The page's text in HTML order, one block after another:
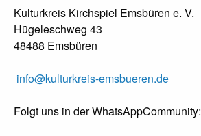
Kulturkreis Kirchspiel Emsbüren e. V.
Hügeleschweg 43
48488 Emsbüren
info@kulturkreis-emsbueren.de
Folgt uns in der WhatsAppCommunity: